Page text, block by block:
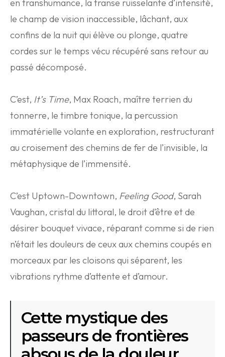
en transhumance, la transe ruisselante d’intensité,
le champ de vision inaccessible, lâchant, aux
confins de la nuit qui élève ou plonge, quatre
cordes sur le temps vécu récupéré sans retour au
passé décomposé.
C’est, It’s Time, Max Roach, maître terrien du
tonnerre, le timbre tonique, la percussion
immatérielle volante en exploration, restructurant
au croisement des chemins de fer de l’invisible, la
métaphysique de l’immensité.
C’est Uptown-Downtown, Feeling Good, Sarah
Vaughan, cristal du littoral, le droit d’être et de
désirer bouquet vivace, réparant comme si de rien
n’était les douleurs de ceux aux chemins coupés en
morceaux par les cloisons qui séparent, les
vibrations rythme d’attente et d’amour.
Cette mystique des
passeurs de frontières